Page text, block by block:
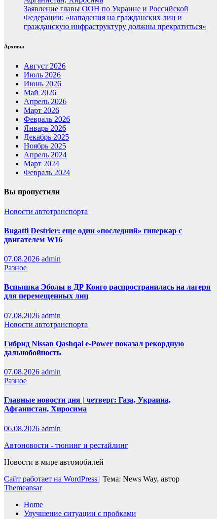
Заявление главы ООН по Украине и Российской
Федерации: «нападения на гражданских лиц и
гражданскую инфраструктуру должны прекратиться»
Архивы
Август 2026
Июль 2026
Июнь 2026
Май 2026
Апрель 2026
Март 2026
Февраль 2026
Январь 2026
Декабрь 2025
Ноябрь 2025
Апрель 2024
Март 2024
Февраль 2024
Вы пропустили
Новости автотранспорта
Bugatti Destrier: еще один «последний» гиперкар с
двигателем W16
07.08.2026 admin
Разное
Вспышка Эболы в ДР Конго распространилась на лагеря
для перемещенных лиц
07.08.2026 admin
Новости автотранспорта
Гибрид Nissan Qashqai e-Power показал рекордную
дальнобойность
07.08.2026 admin
Разное
Главные новости дня | четверг: Газа, Украина,
Афганистан, Хиросима
06.08.2026 admin
Автоновости - тюнинг и рестайлинг
Новости в мире автомобилей
Сайт работает на WordPress | Тема: News Way, автор
Themeansar
Home
Улучшение ситуации с пробками